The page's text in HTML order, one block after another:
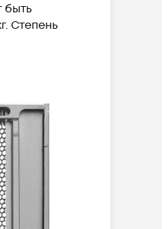
быть
Степень